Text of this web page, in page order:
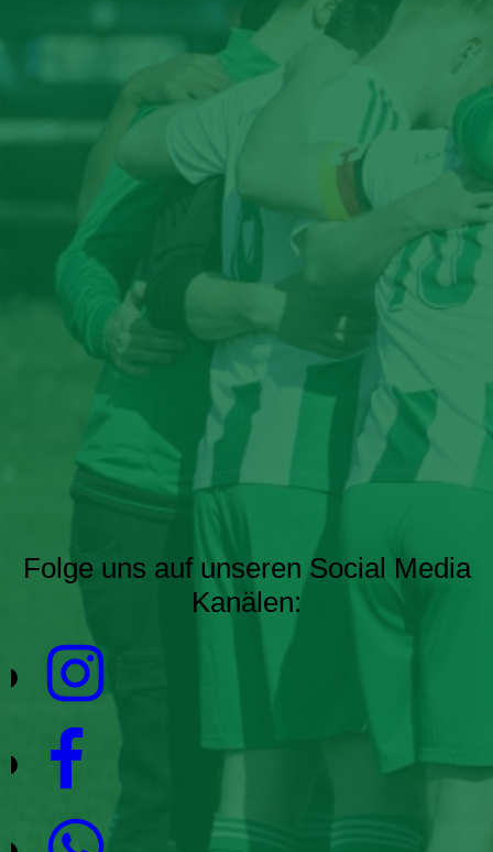
Folge uns auf unseren Social Media
Kanälen: